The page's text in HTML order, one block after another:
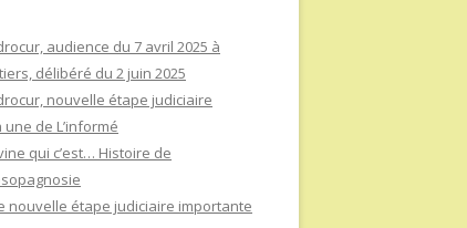
audience du 7 avril 2025 à
délibéré du 2 juin 2025
nouvelle étape judiciaire
une de L’informé
qui c’est… Histoire de
nouvelle étape judiciaire importante